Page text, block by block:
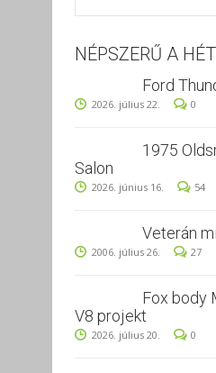
NÉPSZERŰ A
Ford
2026. július 22. 0
1975
Salon
2026. június 16. 54
Veterán
2006. július 26. 27
Fox body
V8 projekt
2026. július 20. 0